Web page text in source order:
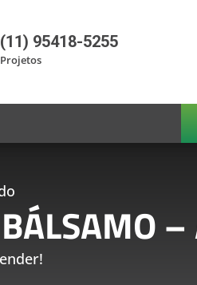
(11) 95418-5255
Projetos
–